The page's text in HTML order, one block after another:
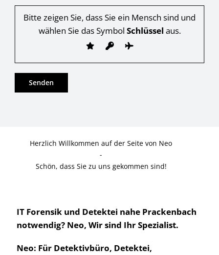
Bitte zeigen Sie, dass Sie ein Mensch sind und
wählen Sie das Symbol Schlüssel aus.
Herzlich Willkommen auf der Seite von Neo
-
Schön, dass Sie zu uns gekommen sind!
IT Forensik und Detektei nahe Prackenbach
notwendig? Neo, Wir sind Ihr Spezialist.
Neo: Für Detektivbüro, Detektei,